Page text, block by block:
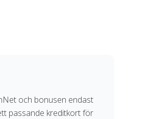
och bonusen endast
passande kreditkort för